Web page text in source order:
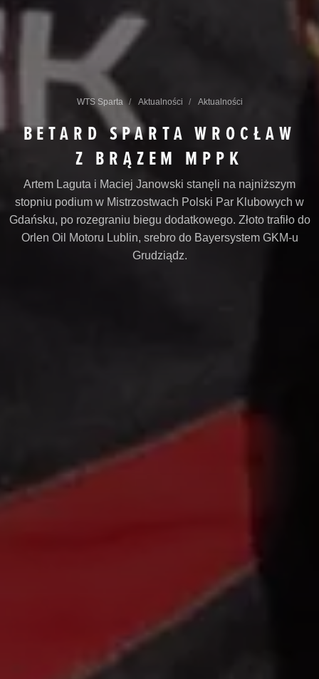
WTS Sparta Aktualności Aktualności
BETARD SPARTA WROCŁAW
Z BRĄZEM MPPK
Artem Laguta i Maciej Janowski stanęli na najniższym
stopniu podium w Mistrzostwach Polski Par Klubowych w
Gdańsku, po rozegraniu biegu dodatkowego. Złoto trafiło do
Orlen Oil Motoru Lublin, srebro do Bayersystem GKM-u
Grudziądz.